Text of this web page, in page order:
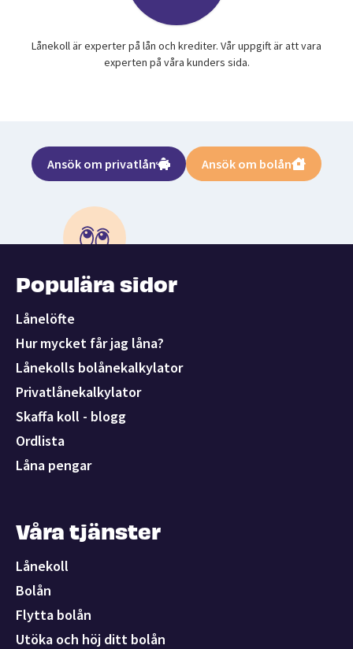
Lånekoll är experter på lån och krediter. Vår uppgift är att vara
experten på våra kunders sida.
Ansök om privatlån Ansök om bolån
Populära sidor
Lånelöfte
Hur mycket får jag låna?
Lånekolls bolånekalkylator
Privatlånekalkylator
Skaffa koll - blogg
Ordlista
Låna pengar
Våra tjänster
Lånekoll
Bolån
Flytta bolån
Utöka och höj ditt bolån